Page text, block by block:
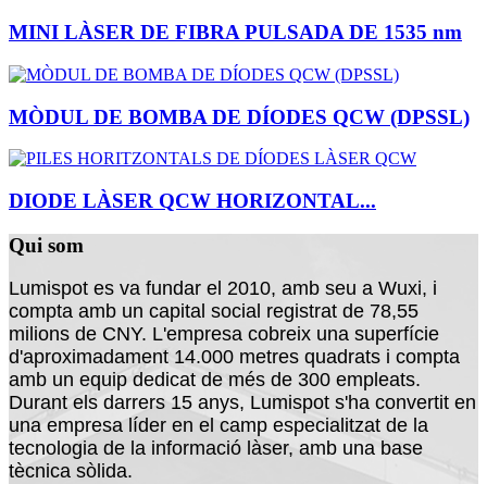
MINI LÀSER DE FIBRA PULSADA DE 1535 nm
MÒDUL DE BOMBA DE DÍODES QCW (DPSSL)
DIODE LÀSER QCW HORIZONTAL...
Qui som
Lumispot es va fundar el 2010, amb seu a Wuxi, i
compta amb un capital social registrat de 78,55
milions de CNY. L'empresa cobreix una superfície
d'aproximadament 14.000 metres quadrats i compta
amb un equip dedicat de més de 300 empleats.
Durant els darrers 15 anys, Lumispot s'ha convertit en
una empresa líder en el camp especialitzat de la
tecnologia de la informació làser, amb una base
tècnica sòlida.